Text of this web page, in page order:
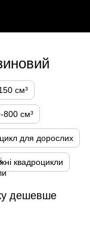
см³
800 см³
для дорослих
квадроцикли
дешевше